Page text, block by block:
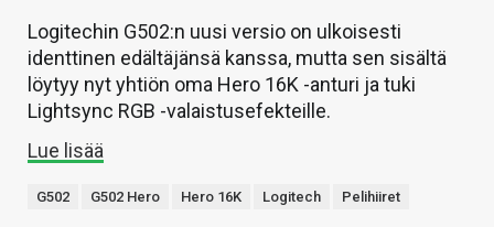
Logitechin G502:n uusi versio on ulkoisesti
identtinen edältäjänsä kanssa, mutta sen sisältä
löytyy nyt yhtiön oma Hero 16K -anturi ja tuki
Lightsync RGB -valaistusefekteille.
Lue lisää
G502 G502 Hero Hero 16K Logitech Pelihiiret